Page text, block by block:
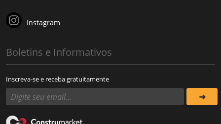
Instagram
Boletins e Informativos
Inscreva-se e receba gratuitamente